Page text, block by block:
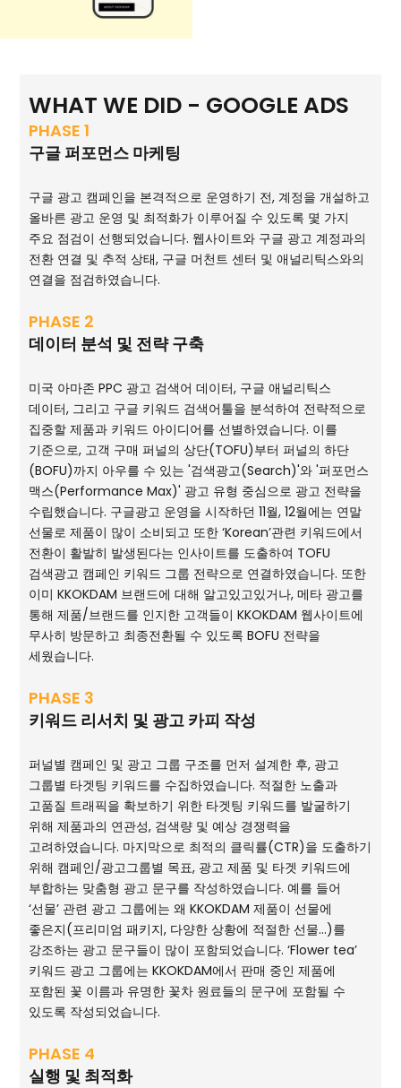
WHAT WE DID - GOOGLE ADS
PHASE 1
구글 퍼포먼스 마케팅
구글 광고 캠페인을 본격적으로 운영하기 전, 계정을 개설하고
올바른 광고 운영 및 최적화가 이루어질 수 있도록 몇 가지
주요 점검이 선행되었습니다. 웹사이트와 구글 광고 계정과의
전환 연결 및 추적 상태, 구글 머천트 센터 및 애널리틱스와의
연결을 점검하였습니다.
PHASE 2
데이터 분석 및 전략 구축
미국 아마존 PPC 광고 검색어 데이터, 구글 애널리틱스
데이터, 그리고 구글 키워드 검색어툴을 분석하여 전략적으로
집중할 제품과 키워드 아이디어를 선별하였습니다. 이를
기준으로, 고객 구매 퍼널의 상단(TOFU)부터 퍼널의 하단
(BOFU)까지 아우를 수 있는 '검색광고(Search)'와 '퍼포먼스
맥스(Performance Max)' 광고 유형 중심으로 광고 전략을
수립했습니다. 구글광고 운영을 시작하던 11월, 12월에는 연말
선물로 제품이 많이 소비되고 또한 ‘Korean’관련 키워드에서
전환이 활발히 발생된다는 인사이트를 도출하여 TOFU
검색광고 캠페인 키워드 그룹 전략으로 연결하였습니다. 또한
이미 KKOKDAM 브랜드에 대해 알고있고있거나, 메타 광고를
통해 제품/브랜드를 인지한 고객들이 KKOKDAM 웹사이트에
무사히 방문하고 최종전환될 수 있도록 BOFU 전략을
세웠습니다.
PHASE 3
키워드 리서치 및 광고 카피 작성
퍼널별 캠페인 및 광고 그룹 구조를 먼저 설계한 후, 광고
그룹별 타겟팅 키워드를 수집하였습니다. 적절한 노출과
고품질 트래픽을 확보하기 위한 타겟팅 키워드를 발굴하기
위해 제품과의 연관성, 검색량 및 예상 경쟁력을
고려하였습니다. 마지막으로 최적의 클릭률(CTR)을 도출하기
위해 캠페인/광고그룹별 목표, 광고 제품 및 타겟 키워드에
부합하는 맞춤형 광고 문구를 작성하였습니다. 예를 들어
‘선물’ 관련 광고 그룹에는 왜 KKOKDAM 제품이 선물에
좋은지(프리미엄 패키지, 다양한 상황에 적절한 선물...)를
강조하는 광고 문구들이 많이 포함되었습니다. ‘Flower tea’
키워드 광고 그룹에는 KKOKDAM에서 판매 중인 제품에
포함된 꽃 이름과 유명한 꽃차 원료들의 문구에 포함될 수
있도록 작성되었습니다.
PHASE 4
실행 및 최적화